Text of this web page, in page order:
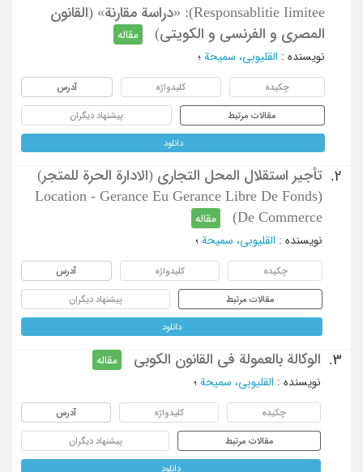
Responsablitie Iimitee): «دراسة مقارنة» (القانون
المصری و الفرنسی و الکویتی)
مقاله
نویسنده : القلیوبی، سمیحة ؛
چکیده کلیدواژه آدرس
مقالات مرتبط پیشنهاد دیگران
دانلود
2.
تأجیر استقلال المحل التجاری (الادارة الحرة للمتجر)
(Location - Gerance Eu Gerance Libre De Fonds
De Commerce)
مقاله
نویسنده : القلیوبی، سمیحة ؛
چکیده کلیدواژه آدرس
مقالات مرتبط پیشنهاد دیگران
دانلود
3. الوکالة بالعمولة فی القانون الکوبی
مقاله
نویسنده : القلیوبی، سمیحة ؛
چکیده کلیدواژه آدرس
مقالات مرتبط پیشنهاد دیگران
دانلود